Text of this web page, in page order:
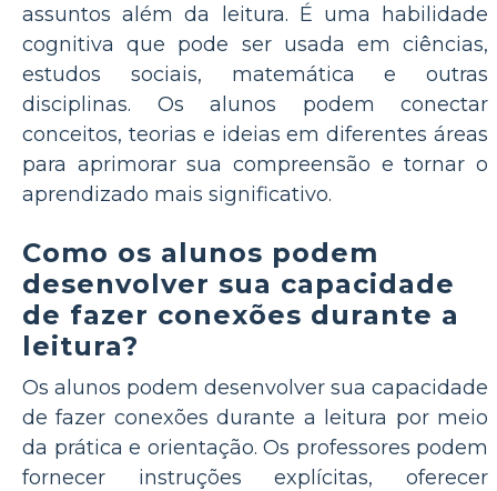
assuntos além da leitura. É uma habilidade
cognitiva que pode ser usada em ciências,
estudos sociais, matemática e outras
disciplinas. Os alunos podem conectar
conceitos, teorias e ideias em diferentes áreas
para aprimorar sua compreensão e tornar o
aprendizado mais significativo.
Como os alunos podem
desenvolver sua capacidade
de fazer conexões durante a
leitura?
Os alunos podem desenvolver sua capacidade
de fazer conexões durante a leitura por meio
da prática e orientação. Os professores podem
fornecer instruções explícitas, oferecer